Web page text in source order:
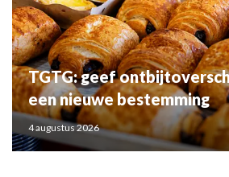
TGTG: geef
een nieuwe bestemming
4 augustus 2026